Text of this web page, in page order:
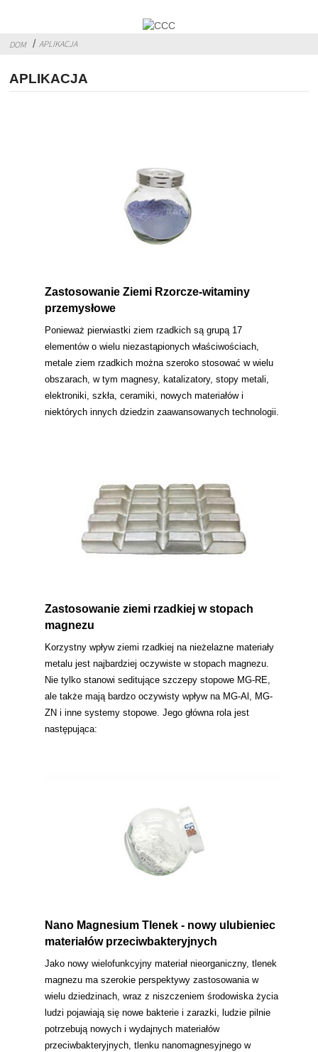
DOM APLIKACJA
APLIKACJA
Zastosowanie Ziemi Rzorcze-witaminy
przemysłowe
Ponieważ pierwiastki ziem rzadkich są grupą 17
elementów o wielu niezastąpionych właściwościach,
metale ziem rzadkich można szeroko stosować w wielu
obszarach, w tym magnesy, katalizatory, stopy metali,
elektroniki, szkła, ceramiki, nowych materiałów i
niektórych innych dziedzin zaawansowanych technologii.
Zastosowanie ziemi rzadkiej w stopach
magnezu
Korzystny wpływ ziemi rzadkiej na nieżelazne materiały
metalu jest najbardziej oczywiste w stopach magnezu.
Nie tylko stanowi seditujące szczepy stopowe MG-RE,
ale także mają bardzo oczywisty wpływ na MG-Al, MG-
ZN i inne systemy stopowe. Jego główna rola jest
następująca:
Nano Magnesium Tlenek - nowy ulubieniec
materiałów przeciwbakteryjnych
Jako nowy wielofunkcyjny materiał nieorganiczny, tlenek
magnezu ma szerokie perspektywy zastosowania w
wielu dziedzinach, wraz z niszczeniem środowiska życia
ludzi pojawiają się nowe bakterie i zarazki, ludzie pilnie
potrzebują nowych i wydajnych materiałów
przeciwbakteryjnych, tlenku nanomagnesyjnego w